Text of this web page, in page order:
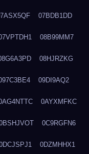
07BDB1DD
08B99MM7
08HJRZKG
09DI9AQ2
0AYXMFKC
0C9RGFN6
0DZMHHX1